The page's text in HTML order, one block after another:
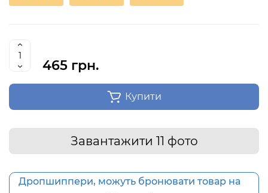
465 грн.
Купити
Завантажити 11 фото
Дропшиппери, можуть бронювати товар на